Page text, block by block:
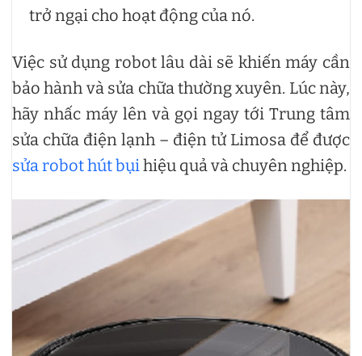
trở ngại cho hoạt động của nó.
Việc sử dụng robot lâu dài sẽ khiến máy cần
bảo hành và sửa chữa thường xuyên. Lúc này,
hãy nhấc máy lên và gọi ngay tới Trung tâm
sửa chữa điện lạnh – điện tử Limosa để được
sửa robot hút bụi hiệu quả và chuyên nghiệp.